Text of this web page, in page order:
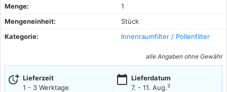
Menge:
1
Mengeneinheit:
Stück
Kategorie:
Innenraumfilter / Pollenfilter
alle Angaben ohne Gewähr
more_time Lieferzeit
1 - 3 Werktage
calendar_today Lieferdatum
7. - 11. Aug.3